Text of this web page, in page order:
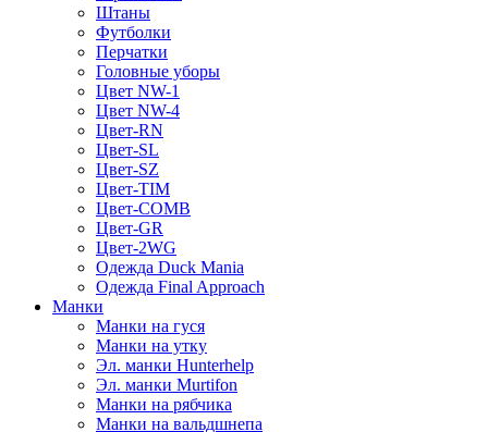
Штаны
Футболки
Перчатки
Головные уборы
Цвет NW-1
Цвет NW-4
Цвет-RN
Цвет-SL
Цвет-SZ
Цвет-TIM
Цвет-COMB
Цвет-GR
Цвет-2WG
Одежда Duck Mania
Одежда Final Approach
Манки
Манки на гуся
Манки на утку
Эл. манки Hunterhelp
Эл. манки Murtifon
Манки на рябчика
Манки на вальдшнепа